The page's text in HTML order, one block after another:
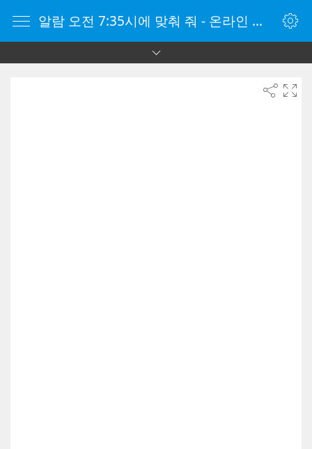
알람 오전 7:35시에 맞춰 줘 - 온라인 알람 시계 - 자명종 온라인 - 온라인 자명종